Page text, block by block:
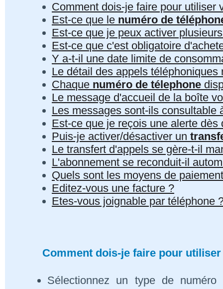
Comment dois-je faire pour utiliser
Est-ce que le numéro de
Est-ce que je peux activer
Est-ce que c'est obligatoire
Y a-t-il une date limite de
Le détail des appels
Chaque numéro de télephone
Le message d'accueil de la boîte
Les messages sont-ils consultable
Est-ce que je reçois une alerte
Puis-je activer/désactiver un
Le transfert d'appels se gère-t-il
L'abonnement se reconduit-il
Quels sont les moyens de
Editez-vous une facture ?
Etes-vous joignable par téléphone
Comment dois-je faire pour
Sélectionnez un type de